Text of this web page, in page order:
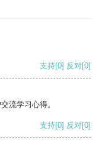
支持[0] 反对[0]
流学习心得。
支持[0] 反对[0]